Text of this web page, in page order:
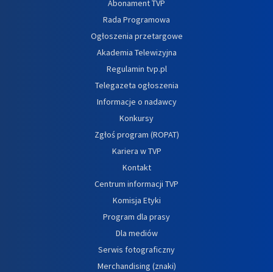
Abonament TVP
Rada Programowa
Ogłoszenia przetargowe
Akademia Telewizyjna
Regulamin tvp.pl
Telegazeta ogłoszenia
Informacje o nadawcy
Konkursy
Zgłoś program (ROPAT)
Kariera w TVP
Kontakt
Centrum informacji TVP
Komisja Etyki
Program dla prasy
Dla mediów
Serwis fotograficzny
Merchandising (znaki)